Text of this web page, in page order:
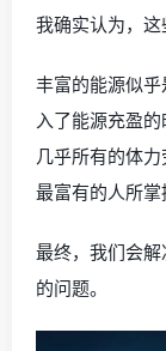
我确实认为，这
丰富的能源似
入了能源充盈
几乎所有的体
最富有的人所掌
最终，我们会
的问题。